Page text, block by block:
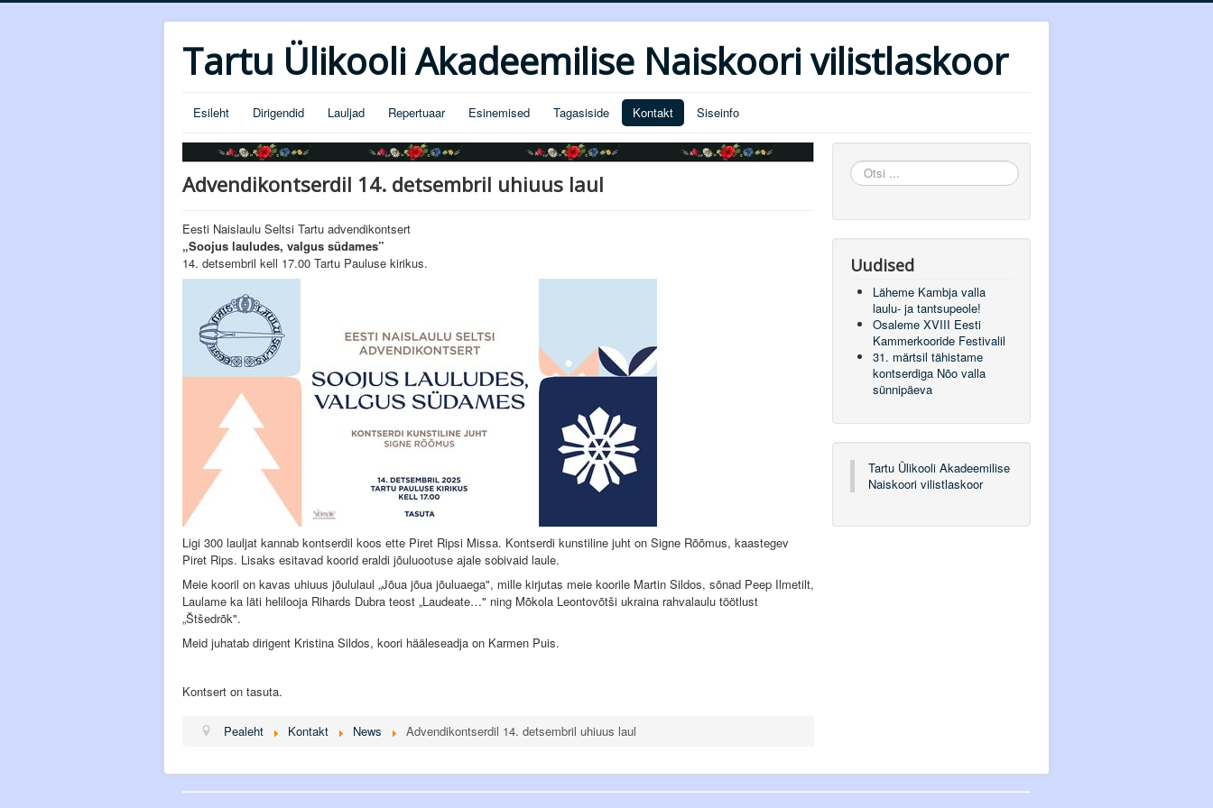
Tartu Ülikooli Akadeemilise Naiskoori vilistlaskoor
Esileht Dirigendid Lauljad Repertuaar Esinemised Tagasiside Kontakt Siseinfo
Advendikontserdil 14. detsembril uhiuus laul
Eesti Naislaulu Seltsi Tartu advendikontsert
„Soojus lauludes, valgus südames”
14. detsembril kell 17.00 Tartu Pauluse kirikus.
Ligi 300 lauljat kannab kontserdil koos ette Piret Ripsi Missa. Kontserdi kunstiline juht on Signe Rõõmus, kaastegev
Piret Rips. Lisaks esitavad koorid eraldi jõuluootuse ajale sobivaid laule.
Meie kooril on kavas uhiuus jõululaul „Jõua jõua jõuluaega", mille kirjutas meie koorile Martin Sildos, sõnad Peep Ilmetilt,
Laulame ka läti helilooja Rihards Dubra teost „Laudeate…" ning Mõkola Leontovõtši ukraina rahvalaulu töötlust
„Štšedrõk".
Meid juhatab dirigent Kristina Sildos, koori hääleseadja on Karmen Puis.
Kontsert on tasuta.
Pealeht Kontakt News Advendikontserdil 14. detsembril uhiuus laul
Otsi
...
Uudised
Läheme Kambja valla
laulu- ja tantsupeole!
Osaleme XVIII Eesti
Kammerkooride Festivalil
31. märtsil tähistame
kontserdiga Nõo valla
sünnipäeva
Tartu Ülikooli Akadeemilise
Naiskoori vilistlaskoor